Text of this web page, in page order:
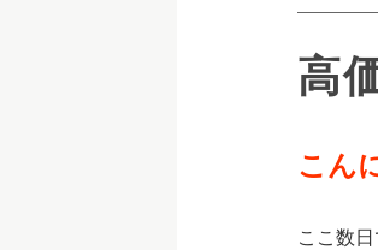
高
こん
ここ数